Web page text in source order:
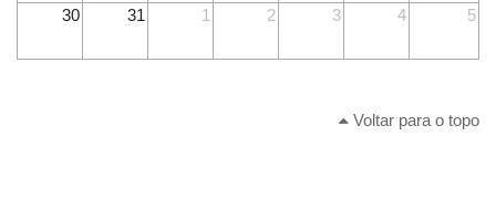
30 31 1 2 3 4 5
Voltar para o topo